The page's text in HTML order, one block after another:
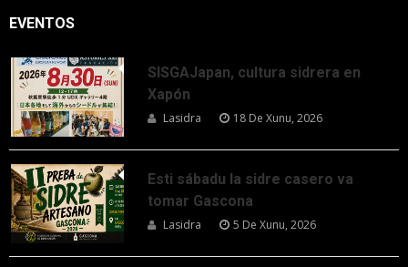
EVENTOS
SISGAJapan, cultura sidrera en
Xapón
Lasidra 18 De Xunu, 2026
Esti sábadu la sidre casero va
tomar Gascona
Lasidra 5 De Xunu, 2026